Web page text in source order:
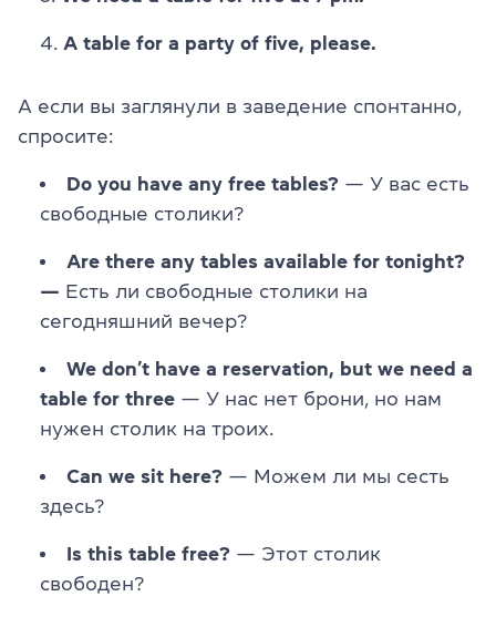
A table for a party of five, please.
А если вы заглянули в заведение спонтанно,
спросите:
Do you have any free tables? — У вас есть
свободные столики?
Are there any tables available for tonight?
— Есть ли свободные столики на
сегодняшний вечер?
We don’t have a reservation, but we need a
table for three — У нас нет брони, но нам
нужен столик на троих.
Can we sit here? — Можем ли мы сесть
здесь?
Is this table free? — Этот столик
свободен?